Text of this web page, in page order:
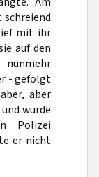
schreiend
mit ihr
auf den
- gefolgt
aber
wurde
Polizei
er nicht